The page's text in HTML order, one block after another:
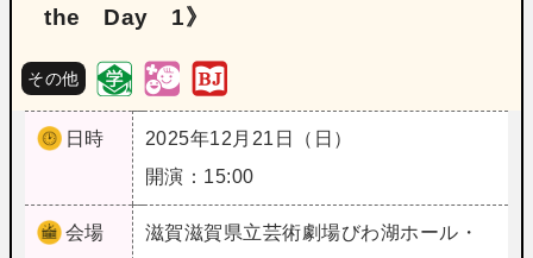
the Day 1》
その他
日時
2025年12月21日（日）
開演：15:00
会場 滋賀滋賀県立芸術劇場びわ湖ホール・